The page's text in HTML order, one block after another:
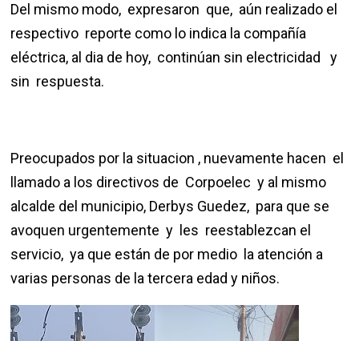
Del mismo modo, expresaron que, aún realizado el
respectivo reporte como lo indica la compañía
eléctrica, al dia de hoy, continúan sin electricidad y
sin respuesta.
Preocupados por la situacion , nuevamente hacen el
llamado a los directivos de Corpoelec y al mismo
alcalde del municipio, Derbys Guedez, para que se
avoquen urgentemente y les reestablezcan el
servicio, ya que están de por medio la atención a
varias personas de la tercera edad y niños.